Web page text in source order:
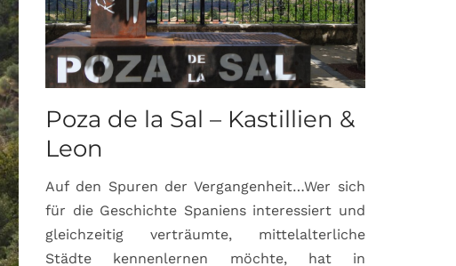
Poza de la Sal – Kastillien &
Leon
Auf den Spuren der Vergangenheit…Wer sich
für die Geschichte Spaniens interessiert und
gleichzeitig verträumte, mittelalterliche
Städte kennenlernen möchte, hat in